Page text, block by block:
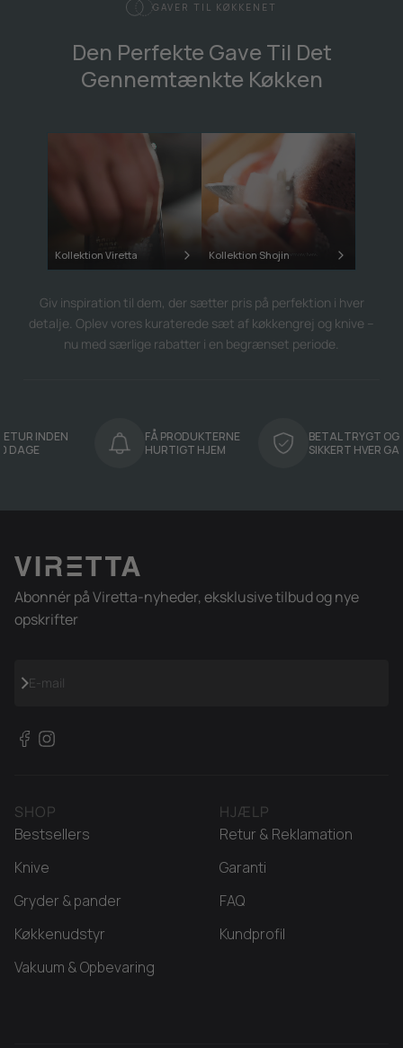
GAVER TIL KØKKENET
Den Perfekte Gave Til Det
Gennemtænkte Køkken
Kollektion Viretta Kollektion Shojin
Giv inspiration til dem, der sætter pris på perfektion i hver
detalje. Oplev vores kuraterede sæt af køkkengrej og knive –
nu med særlige rabatter i en begrænset periode.
INDEN
FÅ PRODUKTERNE
HURTIGT HJEM
BETAL TRYGT OG
SIKKERT HVER GANG
Abonnér på Viretta-nyheder, eksklusive tilbud og nye
opskrifter
E-mail
Abonnér
HJÆLP
Retur & Reklamation
Garanti
FAQ
Kundprofil
SHOP
Bestsellers
Knive
Gryder & pander
Køkkenudstyr
Vakuum & Opbevaring